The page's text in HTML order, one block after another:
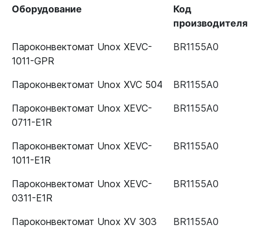
Оборудование
Код
производителя
Пароконвектомат Unox XEVC-
1011-GPR
BR1155A0
Пароконвектомат Unox XVC 504
BR1155A0
Пароконвектомат Unox XEVC-
0711-E1R
BR1155A0
Пароконвектомат Unox XEVC-
1011-E1R
BR1155A0
Пароконвектомат Unox XEVC-
0311-E1R
BR1155A0
Пароконвектомат Unox XV 303
BR1155A0